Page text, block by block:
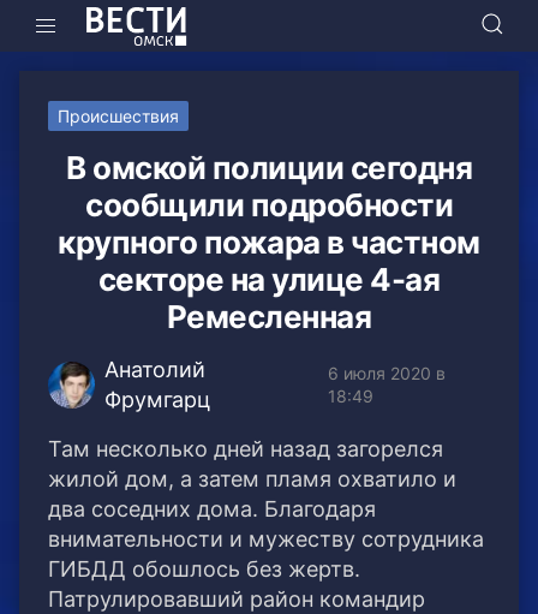
Происшествия
В омской полиции сегодня
сообщили подробности
крупного пожара в частном
секторе на улице 4-ая
Ремесленная
Анатолий
Фрумгарц
6 июля 2020 в
18:49
Там несколько дней назад загорелся
жилой дом, а затем пламя охватило и
два соседних дома. Благодаря
внимательности и мужеству сотрудника
ГИБДД обошлось без жертв.
Патрулировавший район командир